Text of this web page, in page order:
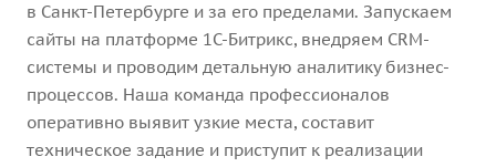
в Санкт-Петербурге и за его пределами. Запускаем
сайты на платформе 1С-Битрикс, внедряем CRM-
системы и проводим детальную аналитику бизнес-
процессов. Наша команда профессионалов
оперативно выявит узкие места, составит
техническое задание и приступит к реализации